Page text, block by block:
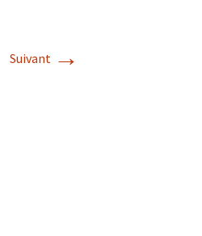
Suivant →